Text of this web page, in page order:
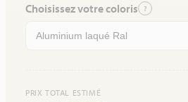
Choisissez votre coloris ?
PRIX TOTAL ESTIMÉ